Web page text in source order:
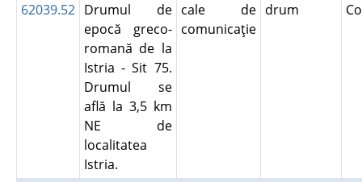
62039.52 Drumul de
epocă greco-
romană de la
Istria - Sit 75.
Drumul se
află la 3,5 km
NE de
localitatea
Istria.
cale de
comunicaţie
drum